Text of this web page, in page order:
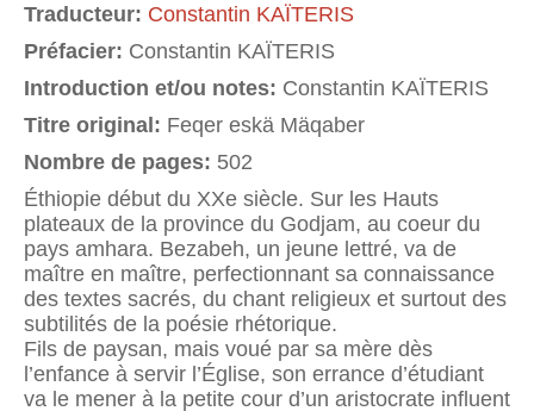
Traducteur: Constantin KAÏTERIS
Préfacier: Constantin KAÏTERIS
Introduction et/ou notes: Constantin KAÏTERIS
Titre original: Feqer eskä Mäqaber
Nombre de pages: 502
Éthiopie début du XXe siècle. Sur les Hauts
plateaux de la province du Godjam, au coeur du
pays amhara. Bezabeh, un jeune lettré, va de
maître en maître, perfectionnant sa connaissance
des textes sacrés, du chant religieux et surtout des
subtilités de la poésie rhétorique.
Fils de paysan, mais voué par sa mère dès
l’enfance à servir l’Église, son errance d’étudiant
va le mener à la petite cour d’un aristocrate influent